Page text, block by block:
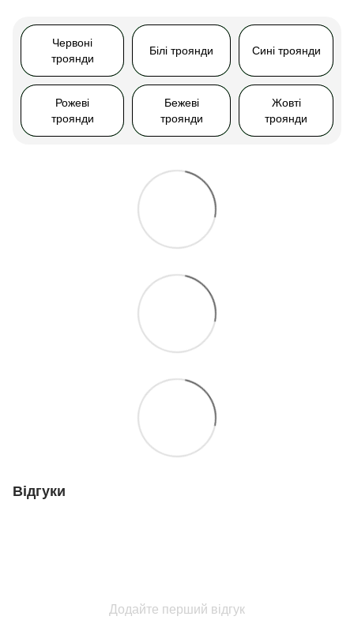
Червоні
троянди
Білі троянди Сині троянди
Рожеві
троянди
Бежеві
троянди
Жовті
троянди
Відгуки
Додайте перший відгук